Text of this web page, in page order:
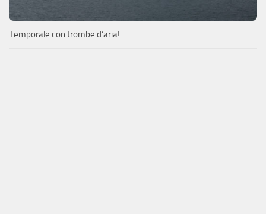
Temporale con trombe d’aria!